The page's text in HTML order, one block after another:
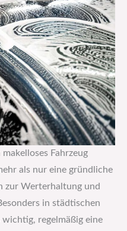
Fahrzeug
als nur eine gründliche
zur Werterhaltung und
in städtischen
regelmäßig eine